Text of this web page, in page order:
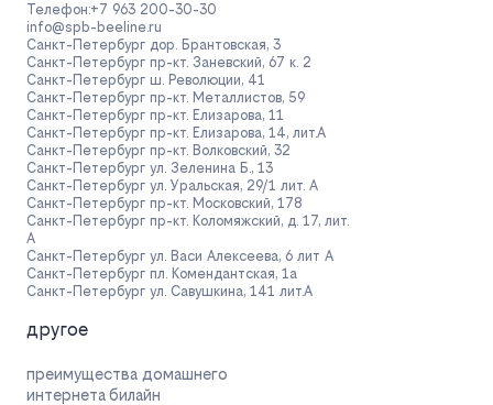
Телефон:+7 963 200-30-30
info@spb-beeline.ru
Санкт-Петербург дор. Брантовская, 3
Санкт-Петербург пр-кт. Заневский, 67 к. 2
Санкт-Петербург ш. Революции, 41
Санкт-Петербург пр-кт. Металлистов, 59
Санкт-Петербург пр-кт. Елизарова, 11
Санкт-Петербург пр-кт. Елизарова, 14, лит.А
Санкт-Петербург пр-кт. Волковский, 32
Санкт-Петербург ул. Зеленина Б., 13
Санкт-Петербург ул. Уральская, 29/1 лит. А
Санкт-Петербург пр-кт. Московский, 178
Санкт-Петербург пр-кт. Коломяжский, д. 17, лит.
А
Санкт-Петербург ул. Васи Алексеева, 6 лит А
Санкт-Петербург пл. Комендантская, 1а
Санкт-Петербург ул. Савушкина, 141 лит.А
другое
преимущества домашнего
интернета билайн